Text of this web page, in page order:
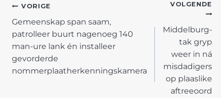
POST
NAVIGATION
VORIGE
Gemeenskap span saam,
patrolleer buurt nagenoeg 140
man-ure lank én installeer
gevorderde
nommerplaatherkenningskamera
VOLGENDE
Middelburg-
tak gryp
weer in ná
misdadigers
op plaaslike
aftreeoord